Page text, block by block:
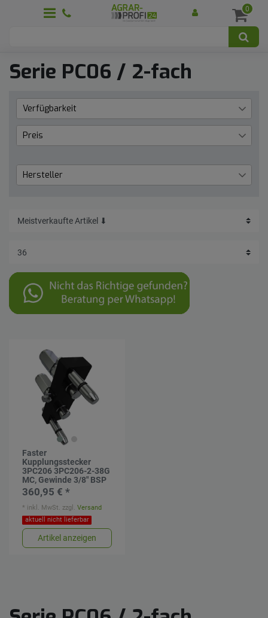
0
Serie PC06 / 2-fach
Verfügbarkeit
aktuell nicht lieferbar 1
Preis
€
Hersteller
Faster
Kupplungsstecker
3PC206 3PC206-2-38G
MC, Gewinde 3/8" BSP
360,95 € *
aktuell nicht lieferbar
Artikel anzeigen
* inkl. MwSt. zzgl.Versand